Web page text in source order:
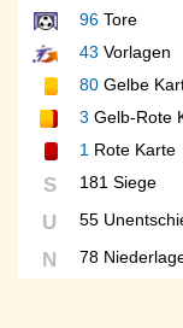
96 Tore
43 Vorlagen
80 Gelbe
3 Gelb-Rote
1 Rote Karte
S 181 Siege
U 55
N 78